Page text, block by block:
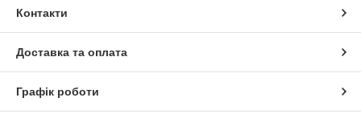
Контакти
Доставка та оплата
Графік роботи